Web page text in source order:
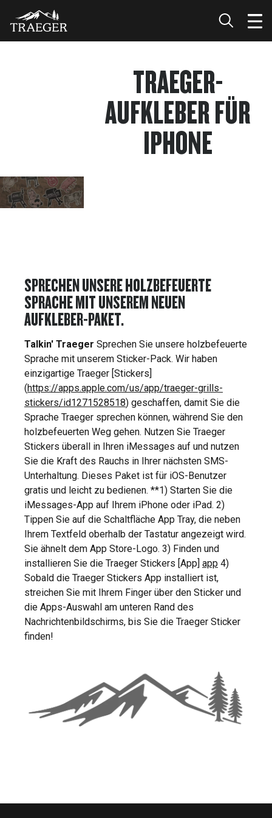
TRAEGER-
AUFKLEBER FÜR
IPHONE
SPRECHEN UNSERE HOLZBEFEUERTE
SPRACHE MIT UNSEREM NEUEN
AUFKLEBER-PAKET.
Talkin' Traeger Sprechen Sie unsere holzbefeuerte
Sprache mit unserem Sticker-Pack. Wir haben
einzigartige Traeger [Stickers]
(https://apps.apple.com/us/app/traeger-grills-
stickers/id1271528518) geschaffen, damit Sie die
Sprache Traeger sprechen können, während Sie den
holzbefeuerten Weg gehen. Nutzen Sie Traeger
Stickers überall in Ihren iMessages auf und nutzen
Sie die Kraft des Rauchs in Ihrer nächsten SMS-
Unterhaltung. Dieses Paket ist für iOS-Benutzer
gratis und leicht zu bedienen. **1) Starten Sie die
iMessages-App auf Ihrem iPhone oder iPad. 2)
Tippen Sie auf die Schaltfläche App Tray, die neben
Ihrem Textfeld oberhalb der Tastatur angezeigt wird.
Sie ähnelt dem App Store-Logo. 3) Finden und
installieren Sie die Traeger Stickers [App] app 4)
Sobald die Traeger Stickers App installiert ist,
streichen Sie mit Ihrem Finger über den Sticker und
die Apps-Auswahl am unteren Rand des
Nachrichtenbildschirms, bis Sie die Traeger Sticker
finden!